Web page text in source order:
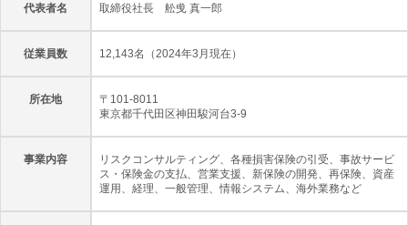
代表者名 取締役社長 舩曵 真一郎
従業員数 12,143名（2024年3月現在）
所在地
〒101-8011
東京都千代田区神田駿河台3-9
事業内容
リスクコンサルティング、各種損害保険の引受、事故サービ
ス・保険金の支払、営業支援、新保険の開発、再保険、資産
運用、経理、一般管理、情報システム、海外業務など